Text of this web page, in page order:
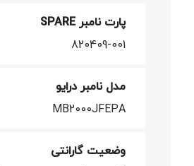
پارت نامبر SPARE
820409-001
مدل نامبر درایو
MB2000JFEPA
وضعیت گارانتی